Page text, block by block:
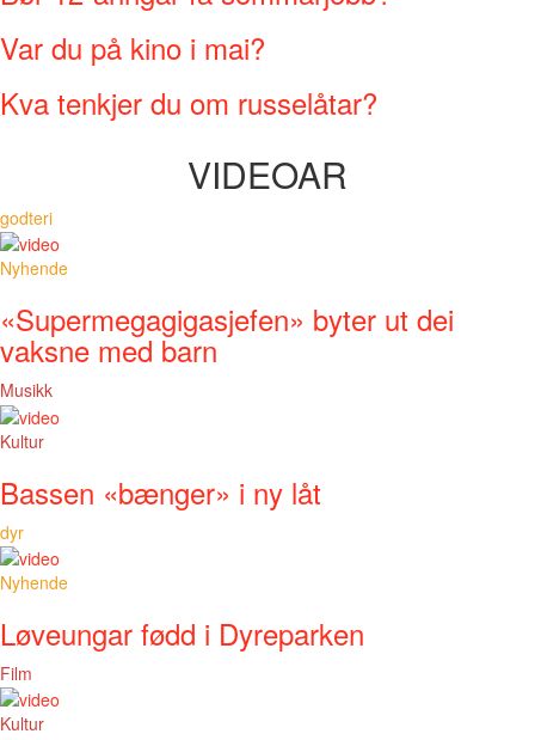
Var du på kino i mai?
Kva tenkjer du om russelåtar?
VIDEOAR
godteri
Nyhende
«Supermegagigasjefen» byter ut dei
vaksne med barn
Musikk
Kultur
Bassen «bænger» i ny låt
dyr
Nyhende
Løveungar fødd i Dyreparken
Film
Kultur